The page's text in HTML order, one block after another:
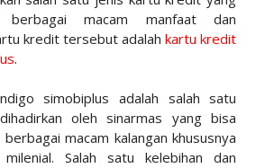
berbagai macam manfaat dan
kredit tersebut adalahkartu kredit
.
simobiplus adalah salah satu
oleh sinarmas yang bisa
macam kalangan khususnya
Salah satu kelebihan dan